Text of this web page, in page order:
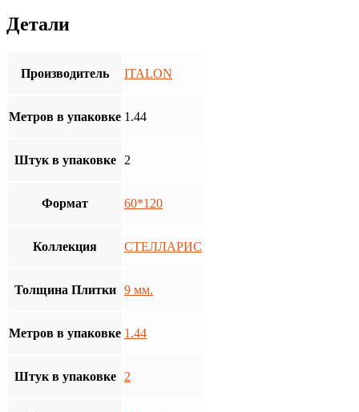
Детали
Производитель ITALON
Метров в упаковке 1.44
Штук в упаковке 2
Формат 60*120
Коллекция СТЕЛЛАРИС
Толщина Плитки 9 мм.
Метров в упаковке 1.44
Штук в упаковке 2